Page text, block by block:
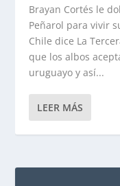
Brayan Cortés le
Peñarol para vivir
Chile dice La
que los albos
uruguayo y así...
LEER MÁS